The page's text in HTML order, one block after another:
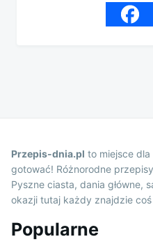
Przepis-dnia.pl to miejsce
gotować! Różnorodne
Pyszne ciasta, dania główne,
okazji tutaj każdy znajdzie coś
Popularne